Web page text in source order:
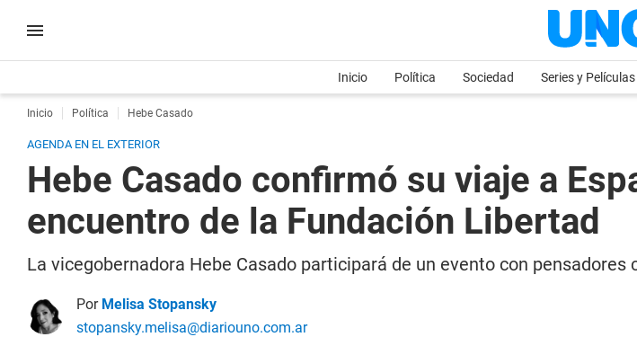
Inicio Política Sociedad Series y Películas
Inicio Política Hebe Casado
AGENDA EN EL EXTERIOR
Hebe Casado confirmó su viaje a
encuentro de la Fundación Libertad
La vicegobernadora Hebe Casado participará de un evento con
Por Melisa Stopansky
stopansky.melisa@diariouno.com.ar